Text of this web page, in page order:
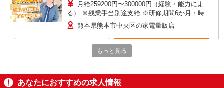
月給259200円〜300000円（経験・能力によ
る） ※残業手当別途支給 ※研修期間6か月・時給
1500円〜 ★交通費別途支給（規定あり） ゜
+゜・。○。・゜+゜・。○。・゜+゜ 入社祝い金10
万円支給(規定有) お友達を紹介頂くと, インセンテ
ィブ支給(規定有) ゜・。○。・゜+゜・。○。・゜
熊本県熊本市中央区の家電量販店
株式会社シエロ
もっと見る
あなたにおすすめの求人情報